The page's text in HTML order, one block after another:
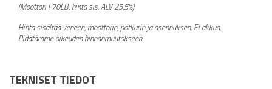
(Moottori F70LB, hinta sis. ALV 25,5%)
Hinta sisältää veneen, moottorin, potkurin ja asennuksen. Ei akkua.
Pidätämme oikeuden hinnanmuutokseen.
TEKNISET TIEDOT